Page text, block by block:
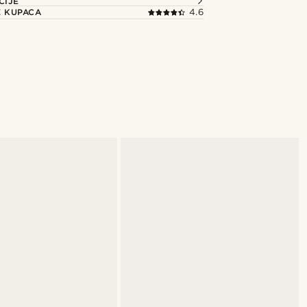
KUPACA
4.6